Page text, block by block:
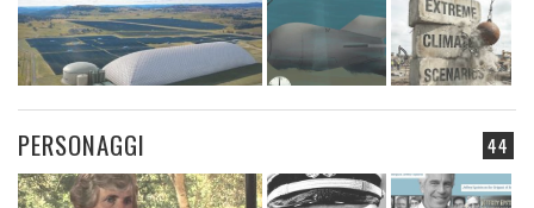
44
PERSONAGGI